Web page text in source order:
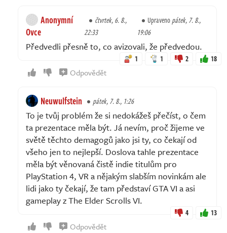
Anonymní
Ovce
čtvrtek, 6. 8.,
22:33
Upravenopátek, 7. 8.,
19:06
Předvedli přesně to, co avizovali, že předvedou.
1 1 2 18
Odpovědět
Neuwulfstein pátek, 7. 8., 1:26
To je tvůj problém že si nedokážeš přečíst, o čem
ta prezentace měla být. Já nevím, proč žijeme ve
světě těchto demagogů jako jsi ty, co čekají od
všeho jen to nejlepší. Doslova tahle prezentace
měla být věnovaná čistě indie titulům pro
PlayStation 4, VR a nějakým slabším novinkám ale
lidi jako ty čekají, že tam představí GTA VI a asi
gameplay z The Elder Scrolls VI.
4 13
Odpovědět